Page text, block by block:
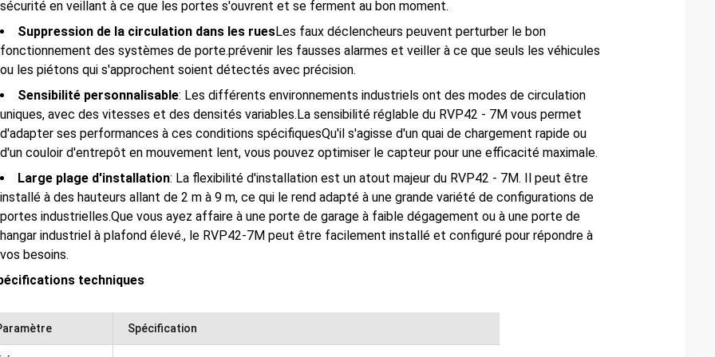
sécurité en veillant à ce que les portes s'ouvrent et se ferment au bon moment.
Suppression de la circulation dans les ruesLes faux déclencheurs peuvent perturber le bon
fonctionnement des systèmes de porte.prévenir les fausses alarmes et veiller à ce que seuls les véhicules
ou les piétons qui s'approchent soient détectés avec précision.
Sensibilité personnalisable: Les différents environnements industriels ont des modes de circulation
uniques, avec des vitesses et des densités variables.La sensibilité réglable du RVP42 - 7M vous permet
d'adapter ses performances à ces conditions spécifiquesQu'il s'agisse d'un quai de chargement rapide ou
d'un couloir d'entrepôt en mouvement lent, vous pouvez optimiser le capteur pour une efficacité maximale.
Large plage d'installation: La flexibilité d'installation est un atout majeur du RVP42 - 7M. Il peut être
installé à des hauteurs allant de 2 m à 9 m, ce qui le rend adapté à une grande variété de configurations de
portes industrielles.Que vous ayez affaire à une porte de garage à faible dégagement ou à une porte de
hangar industriel à plafond élevé., le RVP42-7M peut être facilement installé et configuré pour répondre à
vos besoins.
techniques
Spécification